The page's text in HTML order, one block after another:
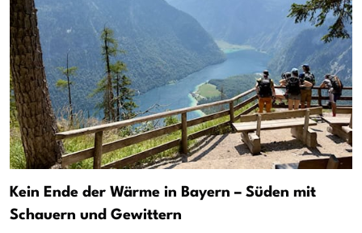
Kein Ende der Wärme in Bayern – Süden mit
Schauern und Gewittern